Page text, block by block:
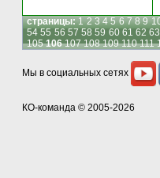
страницы: 1 2 3 4 5 6 7 8 9
54 55 56 57 58 59 60 61 62 63
105106107 108 109 110 111
Мы в социальных сетях
КО-команда © 2005-2026